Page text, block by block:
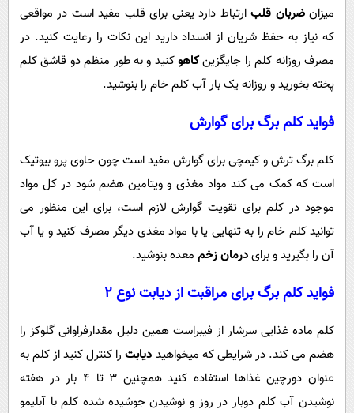
میزانضربان قلبارتباط دارد یعنی برای قلب مفید است در مواقعی
که نیاز به حفظ شریان از انسداد دارید این نکات را رعایت کنید. در
مصرف روزانه کلم را جایگزینکاهوکنید و به طور منظم دو قاشق کلم
پخته بخورید و روزانه یک بار آب کلم خام را بنوشید.
فواید کلم برگ برای گوارش
کلم برگ ترش و کیمچی برای گوارش مفید است چون حاوی پرو بیوتیک
است که کمک می کند مواد مغذی و ویتامین هضم شود در کل مواد
موجود در کلم برای تقویت گوارش لازم است، برای این منظور می
توانید کلم خام را به تنهایی یا با مواد مغذی دیگر مصرف کنید و یا آب
آن را بگیرید و برایدرمان زخم معده بنوشید.
فواید کلم برگ برای مراقبت ازدیابت نوع 2
کلم ماده غذایی سرشار از فیبراست همین دلیل مقدارفراوانی گلوکز را
هضم می کند. در شرایطی که میخواهید دیابترا کنترل کنید از کلم به
عنوان دورچین غذاها استفاده کنید همچنین 3 تا 4 بار در هفته
نوشیدن آب کلم دوبار در روز و نوشیدن جوشیده شده کلم با آبلیمو